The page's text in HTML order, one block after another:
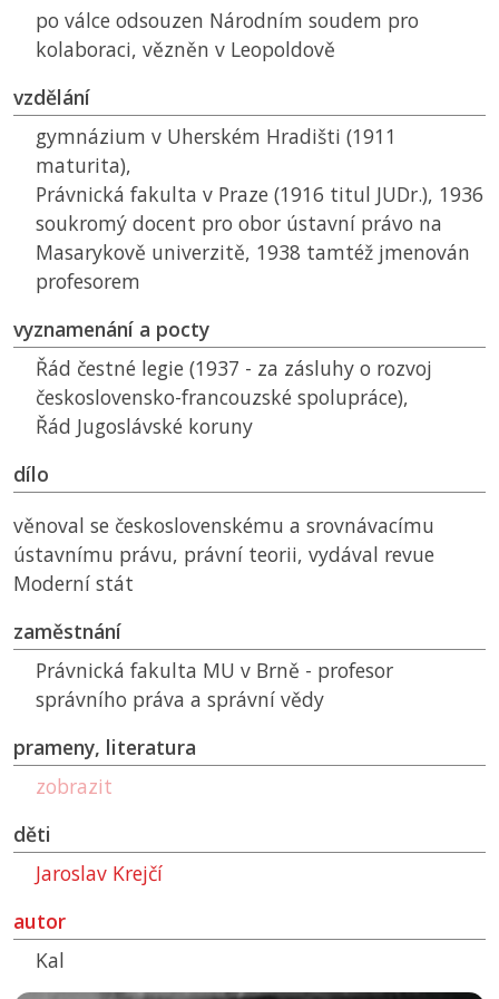
po válce odsouzen Národním soudem pro
kolaboraci, vězněn v Leopoldově
vzdělání
gymnázium v Uherském Hradišti (1911
maturita),
Právnická fakulta v Praze (1916 titul JUDr.), 1936
soukromý docent pro obor ústavní právo na
Masarykově univerzitě, 1938 tamtéž jmenován
profesorem
vyznamenání a pocty
Řád čestné legie (1937 - za zásluhy o rozvoj
československo-francouzské spolupráce),
Řád Jugoslávské koruny
dílo
věnoval se československému a srovnávacímu
ústavnímu právu, právní teorii, vydával revue
Moderní stát
zaměstnání
Právnická fakulta MU v Brně - profesor
správního práva a správní vědy
prameny, literatura
zobrazit
děti
Jaroslav Krejčí
autor
Kal